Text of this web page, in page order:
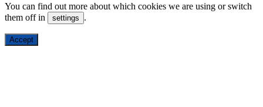
You can find out more about which cookies we are using or switch
them off in
settings .
Accept